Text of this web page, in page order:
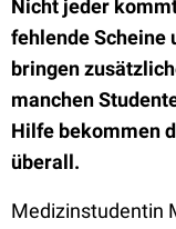
Nicht jeder
fehlende Scheine
bringen
manchen
Hilfe bekommen
überall.
Medizinstudentin